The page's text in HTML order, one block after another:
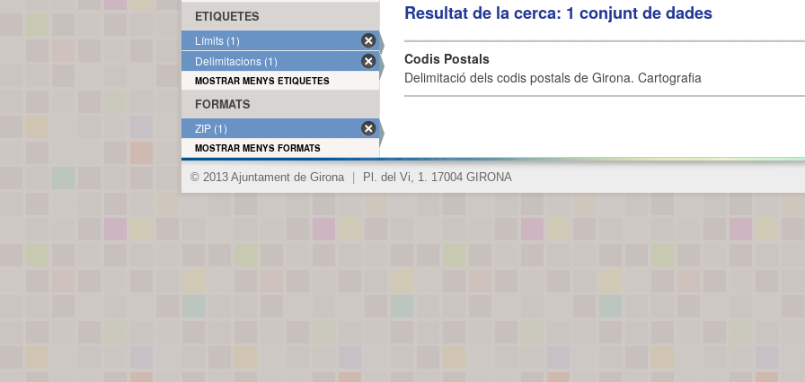
Resultat de la cerca: 1 conjunt de dades
Codis Postals
Delimitació dels codis postals de Girona. Cartografia
ETIQUETES
Límits (1)
Delimitacions (1)
MOSTRAR MENYS ETIQUETES
FORMATS
ZIP (1)
MOSTRAR MENYS FORMATS
© 2013 Ajuntament de Girona Pl. del Vi, 1. 17004 GIRONA